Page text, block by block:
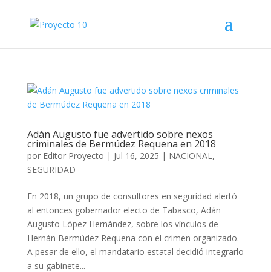
Adán Augusto fue advertido sobre nexos
criminales de Bermúdez Requena en 2018
por Editor Proyecto | Jul 16, 2025 | NACIONAL,
SEGURIDAD
En 2018, un grupo de consultores en seguridad alertó
al entonces gobernador electo de Tabasco, Adán
Augusto López Hernández, sobre los vínculos de
Hernán Bermúdez Requena con el crimen organizado.
A pesar de ello, el mandatario estatal decidió integrarlo
a su gabinete...